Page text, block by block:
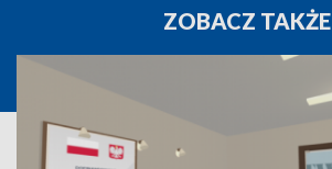
ZOBACZ TAKŻE